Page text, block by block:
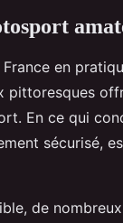
France en
pittoresques
En ce qui
sécurisé,
de